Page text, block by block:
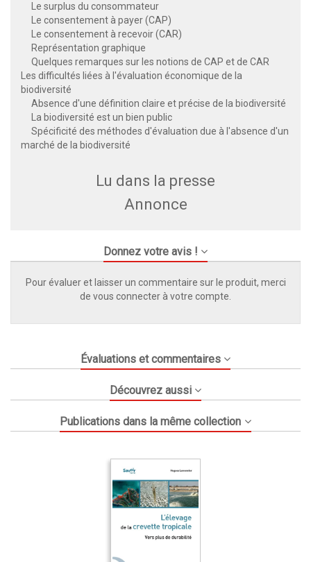
Le surplus du consommateur
Le consentement à payer (CAP)
Le consentement à recevoir (CAR)
Représentation graphique
Quelques remarques sur les notions de CAP et de CAR
Les difficultés liées à l'évaluation économique de la
biodiversité
Absence d'une définition claire et précise de la biodiversité
La biodiversité est un bien public
Spécificité des méthodes d'évaluation due à l'absence d'un
marché de la biodiversité
Lu dans la presse
Annonce
Donnez votre avis !
Pour évaluer et laisser un commentaire sur le produit, merci
de vous connecter à votre compte.
Évaluations et commentaires
Découvrez aussi
Publications dans la même collection